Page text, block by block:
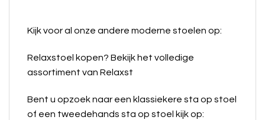
Kijk voor al onze andere moderne stoelen op:
Relaxstoel kopen? Bekijk het volledige
assortiment van Relaxst
Bent u opzoek naar een klassiekere sta op stoel
of een tweedehands sta op stoel kijk op: